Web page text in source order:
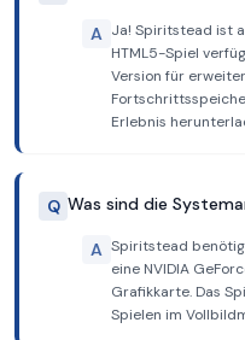
A Ja! Spiritstead ist
HTML5-Spiel
Version für
Erlebnis
Q Was sind die
A Spiritstead
eine NVIDIA
Grafikkarte. Das
Spielen im